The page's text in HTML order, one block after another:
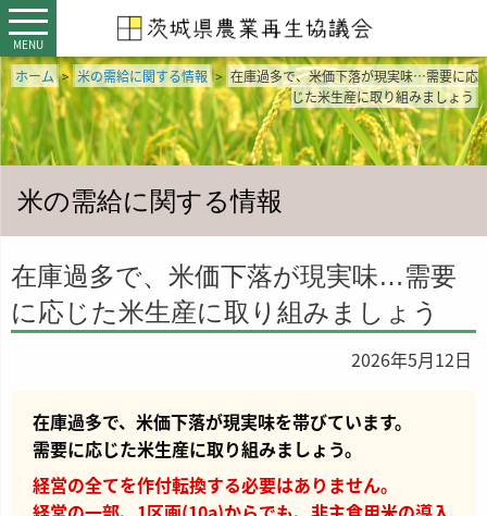
MENU
ホーム > 米の需給に関する情報 > 在庫過多で、米価下落が現実味…需要に応
じた米生産に取り組みましょう
米の需給に関する情報
在庫過多で、米価下落が現実味…需要
に応じた米生産に取り組みましょう
2026年5月12日
在庫過多で、米価下落が現実味を帯びています。
需要に応じた米生産に取り組みましょう。
経営の全てを作付転換する必要はありません。